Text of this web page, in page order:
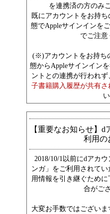
を連携済の方のみ
既にアカウントをお持
態でAppleサインインを
でご注意
(※)アカウントをお持ち
態からAppleサインイン
ントとの連携が行われず
子書籍購入履歴が共有さ
い
【重要なお知らせ】
利用の
2018/10/1以前にdアカ
ンガ」をご利用されて
用情報を引き継ぐため
合がご
大変お手数ではござい